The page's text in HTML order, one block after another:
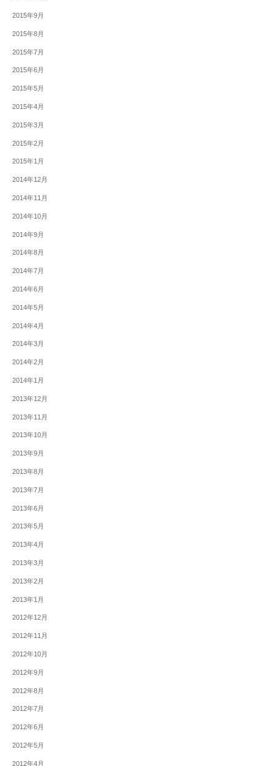
2015年9月
2015年8月
2015年7月
2015年6月
2015年5月
2015年4月
2015年3月
2015年2月
2015年1月
2014年12月
2014年11月
2014年10月
2014年9月
2014年8月
2014年7月
2014年6月
2014年5月
2014年4月
2014年3月
2014年2月
2014年1月
2013年12月
2013年11月
2013年10月
2013年9月
2013年8月
2013年7月
2013年6月
2013年5月
2013年4月
2013年3月
2013年2月
2013年1月
2012年12月
2012年11月
2012年10月
2012年9月
2012年8月
2012年7月
2012年6月
2012年5月
2012年4月